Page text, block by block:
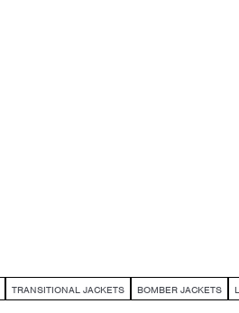
TRANSITIONAL JACKETS BOMBER JACKETS